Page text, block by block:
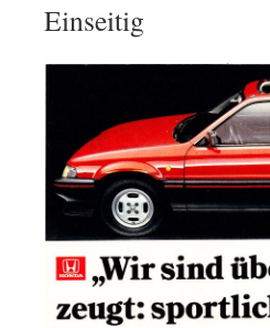
Einseitig